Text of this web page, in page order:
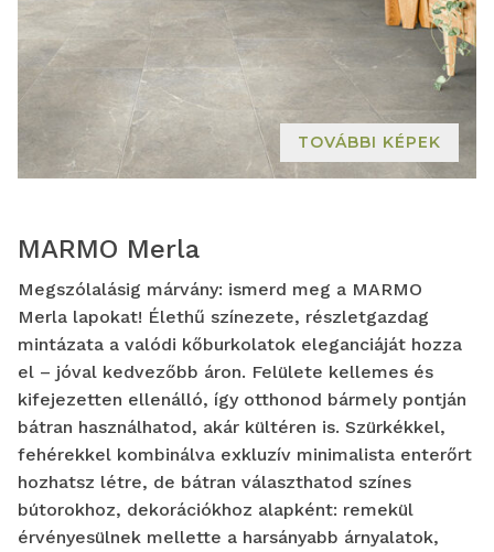
TOVÁBBI KÉPEK
MARMO Merla
Megszólalásig márvány: ismerd meg a MARMO
Merla lapokat! Élethű színezete, részletgazdag
mintázata a valódi kőburkolatok eleganciáját hozza
el – jóval kedvezőbb áron. Felülete kellemes és
kifejezetten ellenálló, így otthonod bármely pontján
bátran használhatod, akár kültéren is. Szürkékkel,
fehérekkel kombinálva exkluzív minimalista enterőrt
hozhatsz létre, de bátran választhatod színes
bútorokhoz, dekorációkhoz alapként: remekül
érvényesülnek mellette a harsányabb árnyalatok,